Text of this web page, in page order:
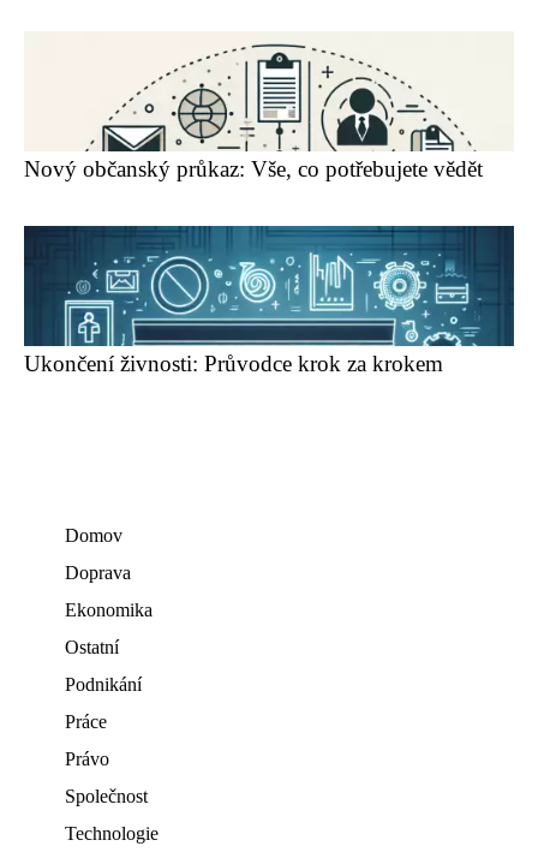
Nový občanský průkaz: Vše, co potřebujete vědět
Ukončení živnosti: Průvodce krok za krokem
Domov
Doprava
Ekonomika
Ostatní
Podnikání
Práce
Právo
Společnost
Technologie